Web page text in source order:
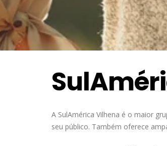
A SulAmérica Vilhena é o maior
seu público. Também oferece